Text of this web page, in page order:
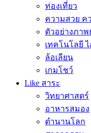
ท่องเที่ยว
ความสวย ค
ตัวอย่างภาพ
เทคโนโลยี
ล้อเลียน
เกมโชว์
Like สาระ
วิทยาศาสตร์
อาหารสมอง
ตำนานโลก